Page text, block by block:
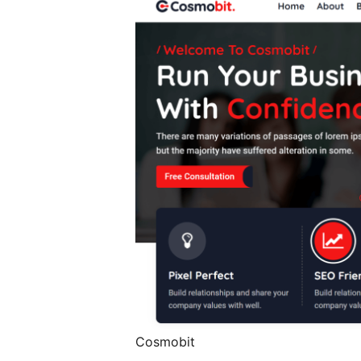
Cosmobit